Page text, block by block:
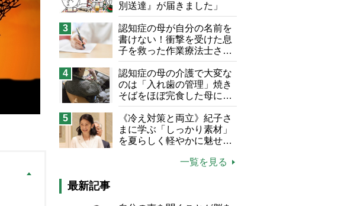
別送達』が届きました」
3
認知症の母が自分の名前を
書けない！衝撃を受けた息
子を救った作業療法士さん
の言葉
4
認知症の母の介護で大変な
のは「入れ歯の管理」焼き
そばをほぼ完食した母に息
子が血の気が引いた理由
5
《冷え対策と両立》紀子さ
まに学ぶ「しっかり素材」
を夏らしく軽やかに魅せる
一覧を見る
最新記事